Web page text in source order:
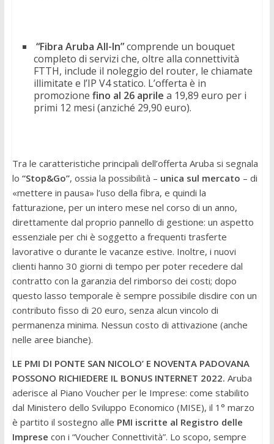
“Fibra Aruba All-In”comprende un bouquet
completo di servizi che, oltre alla connettività
FTTH, include il noleggio del router, le chiamate
illimitate e l’IP V4 statico. L’offerta è in
promozione fino al 26 aprile a 19,89 euro per i
primi 12 mesi (anziché 29,90 euro).
Tra le caratteristiche principali dell’offerta Aruba si segnala
lo “Stop&Go”, ossia la possibilità – unica sul mercato – di
«mettere in pausa» l’uso della fibra, e quindi la
fatturazione, per un intero mese nel corso di un anno,
direttamente dal proprio pannello di gestione: un aspetto
essenziale per chi è soggetto a frequenti trasferte
lavorative o durante le vacanze estive. Inoltre, i nuovi
clienti hanno 30 giorni di tempo per poter recedere dal
contratto con la garanzia del rimborso dei costi; dopo
questo lasso temporale è sempre possibile disdire con un
contributo fisso di 20 euro, senza alcun vincolo di
permanenza minima. Nessun costo di attivazione (anche
nelle aree bianche).
LE PMI DI PONTE SAN NICOLO’ E NOVENTA PADOVANA
POSSONO RICHIEDERE IL BONUS INTERNET 2022. Aruba
aderisce al Piano Voucher per le Imprese: come stabilito
dal Ministero dello Sviluppo Economico (MISE), il 1° marzo
è partito il sostegno alle PMI iscritte al Registro delle
Imprese con i “Voucher Connettività”. Lo scopo, sempre